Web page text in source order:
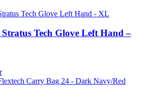
Tech Glove Left Hand –